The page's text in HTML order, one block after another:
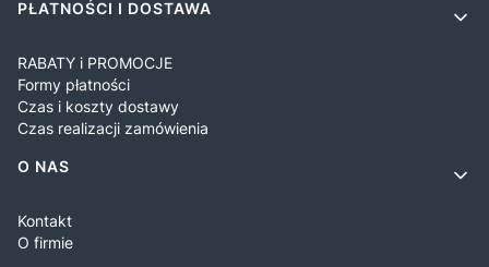
PŁATNOŚCI I DOSTAWA
RABATY i PROMOCJE
Formy płatności
Czas i koszty dostawy
Czas realizacji zamówienia
O NAS
Kontakt
O firmie